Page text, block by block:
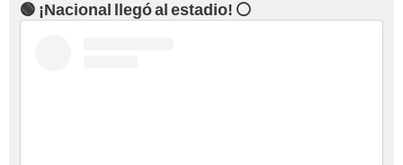
🟢 ¡Nacional llegó al estadio! ⚪